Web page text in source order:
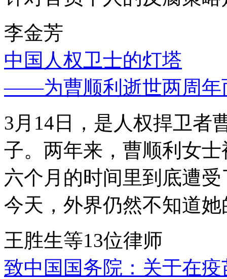
李金芳
中国人权卫士的灯塔
——为曹顺利逝世两周年
3月14日，是人权捍卫者
子。两年来，曹顺利女
六个月的时间里到底遭
今天，外界仍然不知道
王胜生等13位律师
致中国国务院：关于在